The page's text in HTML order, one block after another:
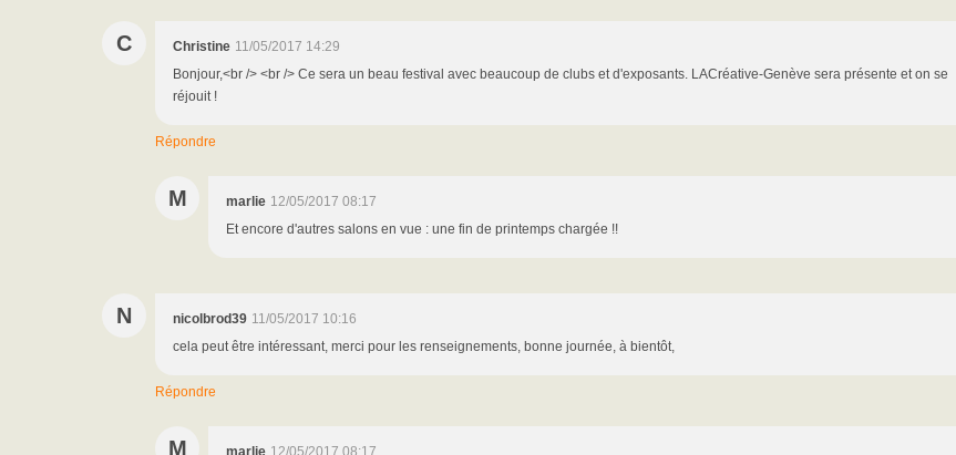
C Christine 11/05/2017 14:29
Bonjour,<br /> <br /> Ce sera un beau festival avec beaucoup de clubs et d'exposants. LACréative-Genève sera présente et on se
réjouit !
Répondre
M marlie 12/05/2017 08:17
Et encore d'autres salons en vue : une fin de printemps chargée !!
N nicolbrod39 11/05/2017 10:16
cela peut être intéressant, merci pour les renseignements, bonne journée, à bientôt,
Répondre
M marlie 12/05/2017 08:17